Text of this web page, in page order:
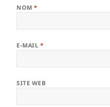
NOM*
E-MAIL *
SITE WEB